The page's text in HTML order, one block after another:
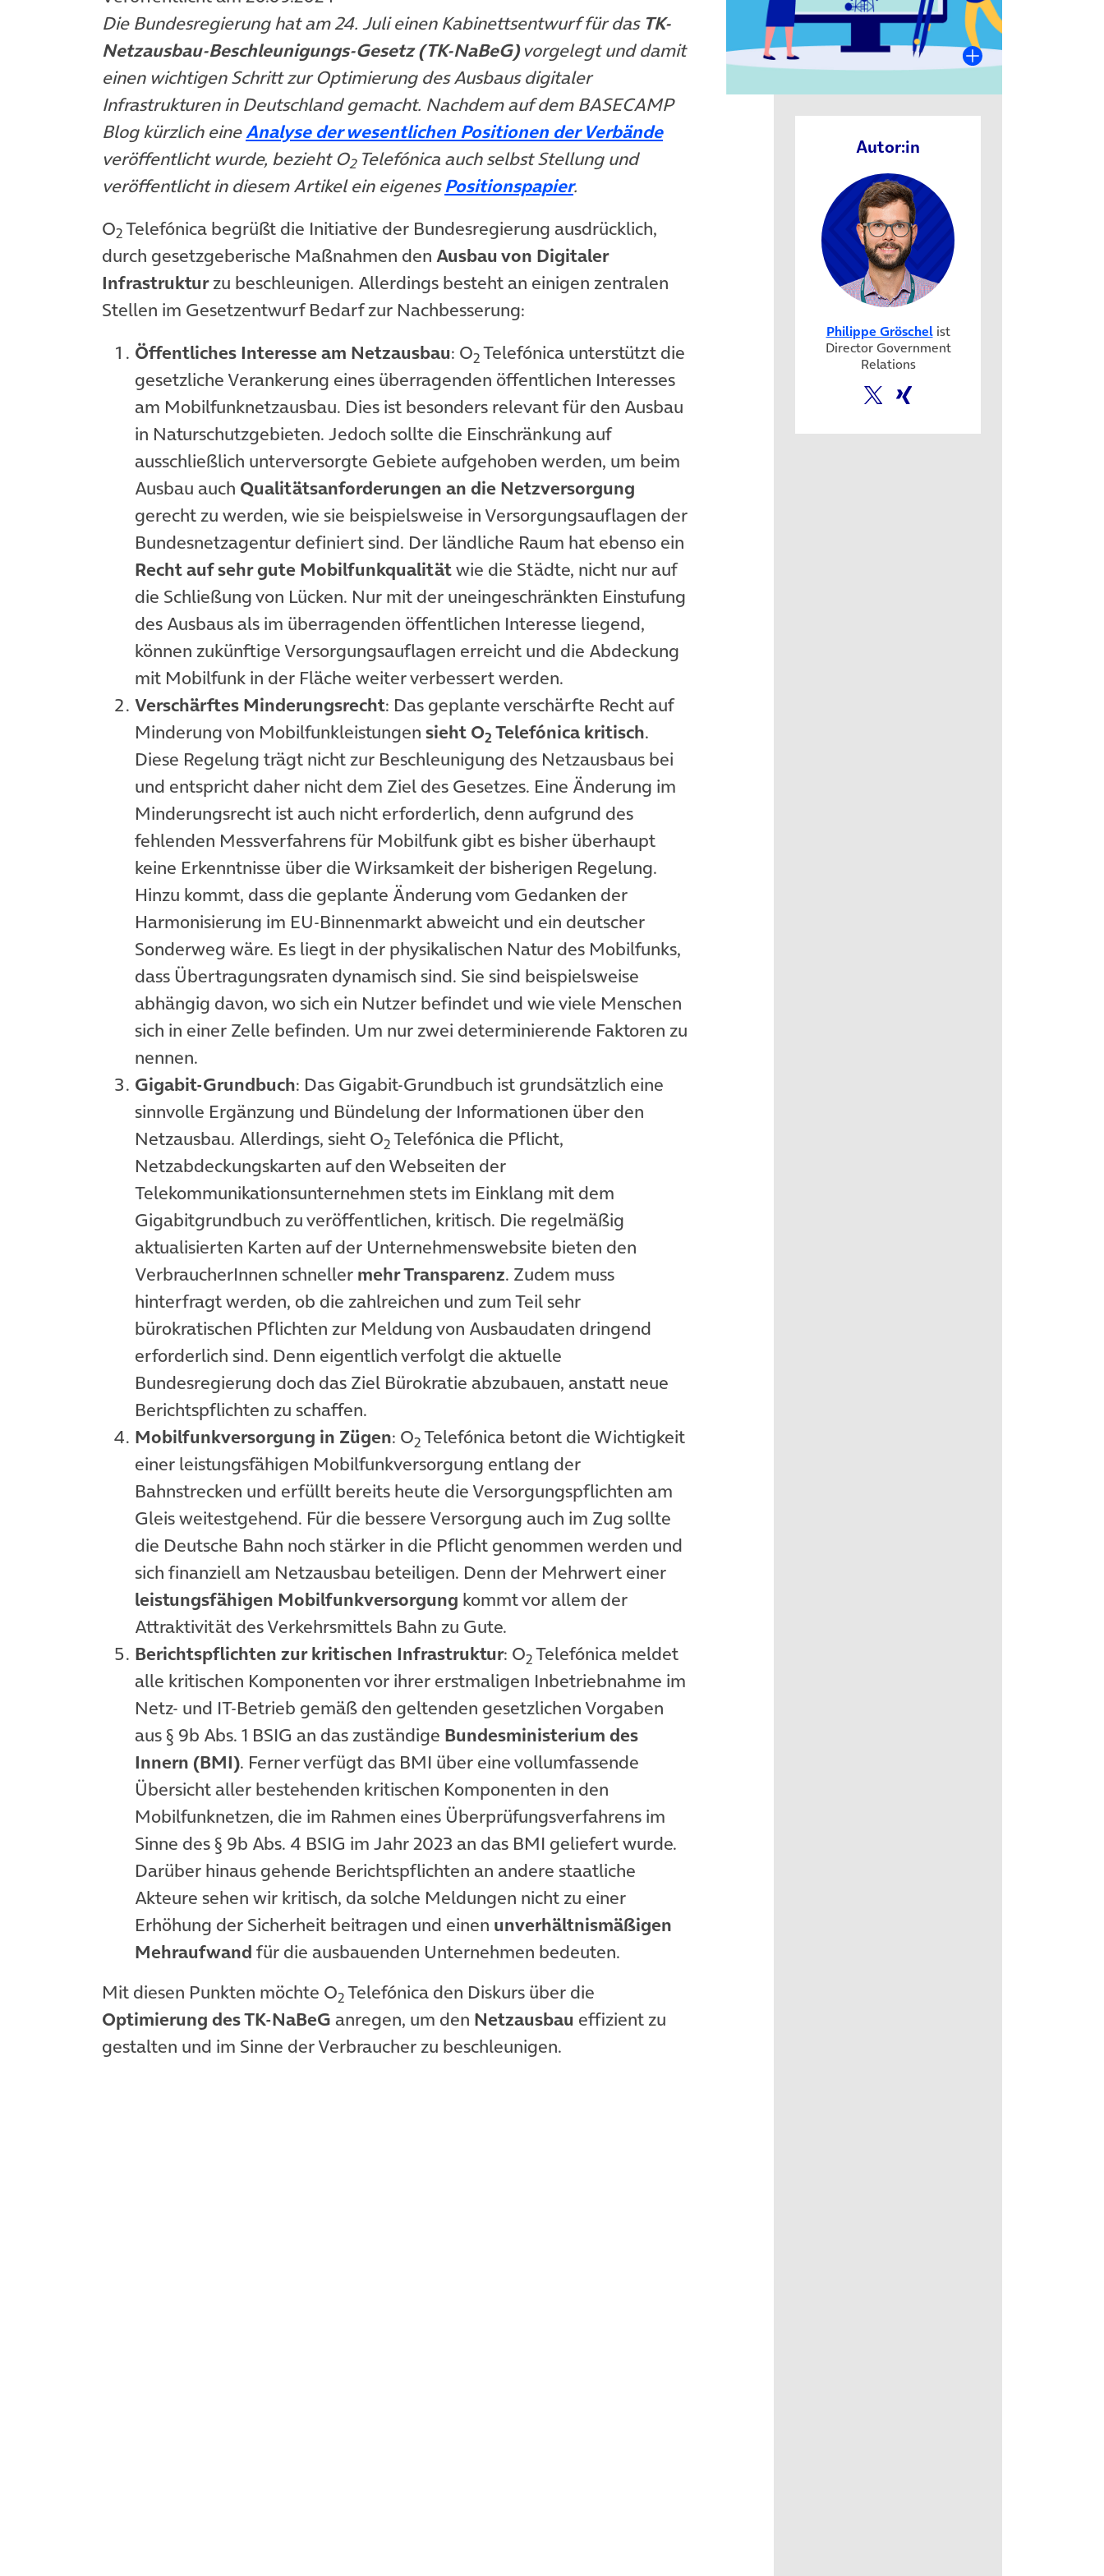
Die Bundesregierung hat am 24. Juli einen Kabinettsentwurf für das TK-
Netzausbau-Beschleunigungs-Gesetz (TK-NaBeG)vorgelegt und damit
einen wichtigen Schritt zur Optimierung des Ausbaus digitaler
Infrastrukturen in Deutschland gemacht. Nachdem auf dem BASECAMP
Blog kürzlich eineAnalyse der wesentlichen Positionen der Verbände
veröffentlicht wurde, bezieht O2Telefónica auch selbst Stellung und
veröffentlicht in diesem Artikel ein eigenesPositionspapier.
O2Telefónica begrüßt die Initiative der Bundesregierung ausdrücklich,
durch gesetzgeberische Maßnahmen den Ausbau von Digitaler
Infrastrukturzu beschleunigen. Allerdings besteht an einigen zentralen
Stellen im Gesetzentwurf Bedarf zur Nachbesserung:
Öffentliches Interesse am Netzausbau: O2Telefónica unterstützt die
gesetzliche Verankerung eines überragenden öffentlichen Interesses
am Mobilfunknetzausbau. Dies ist besonders relevant für den Ausbau
in Naturschutzgebieten. Jedoch sollte die Einschränkung auf
ausschließlich unterversorgte Gebiete aufgehoben werden, um beim
Ausbau auch Qualitätsanforderungen an die Netzversorgung
gerecht zu werden, wie sie beispielsweise in Versorgungsauflagen der
Bundesnetzagentur definiert sind. Der ländliche Raum hat ebenso ein
Recht auf sehr gute Mobilfunkqualitätwie die Städte, nicht nur auf
die Schließung von Lücken. Nur mit der uneingeschränkten Einstufung
des Ausbaus als im überragenden öffentlichen Interesse liegend,
können zukünftige Versorgungsauflagen erreicht und die Abdeckung
mit Mobilfunk in der Fläche weiter verbessert werden.
Verschärftes Minderungsrecht: Das geplante verschärfte Recht auf
Minderung von Mobilfunkleistungen sieht O2 Telefónica kritisch.
Diese Regelung trägt nicht zur Beschleunigung des Netzausbaus bei
und entspricht daher nicht dem Ziel des Gesetzes. Eine Änderung im
Minderungsrecht ist auch nicht erforderlich, denn aufgrund des
fehlenden Messverfahrens für Mobilfunk gibt es bisher überhaupt
keine Erkenntnisse über die Wirksamkeit der bisherigen Regelung.
Hinzu kommt, dass die geplante Änderung vom Gedanken der
Harmonisierung im EU-Binnenmarkt abweicht und ein deutscher
Sonderweg wäre. Es liegt in der physikalischen Natur des Mobilfunks,
dass Übertragungsraten dynamisch sind. Sie sind beispielsweise
abhängig davon, wo sich ein Nutzer befindet und wie viele Menschen
sich in einer Zelle befinden. Um nur zwei determinierende Faktoren zu
nennen.
Gigabit-Grundbuch: Das Gigabit-Grundbuch ist grundsätzlich eine
sinnvolle Ergänzung und Bündelung der Informationen über den
Netzausbau. Allerdings, sieht O2Telefónica die Pflicht,
Netzabdeckungskarten auf den Webseiten der
Telekommunikationsunternehmen stets im Einklang mit dem
Gigabitgrundbuch zu veröffentlichen, kritisch. Die regelmäßig
aktualisierten Karten auf der Unternehmenswebsite bieten den
VerbraucherInnen schneller mehr Transparenz. Zudem muss
hinterfragt werden, ob die zahlreichen und zum Teil sehr
bürokratischen Pflichten zur Meldung von Ausbaudaten dringend
erforderlich sind. Denn eigentlich verfolgt die aktuelle
Bundesregierung doch das Ziel Bürokratie abzubauen, anstatt neue
Berichtspflichten zu schaffen.
Mobilfunkversorgung in Zügen: O2Telefónica betont die Wichtigkeit
einer leistungsfähigen Mobilfunkversorgung entlang der
Bahnstrecken und erfüllt bereits heute die Versorgungspflichten am
Gleis weitestgehend. Für die bessere Versorgung auch im Zug sollte
die Deutsche Bahn noch stärker in die Pflicht genommen werden und
sich finanziell am Netzausbau beteiligen. Denn der Mehrwert einer
leistungsfähigen Mobilfunkversorgung kommt vor allem der
Attraktivität des Verkehrsmittels Bahn zu Gute.
Berichtspflichten zur kritischen Infrastruktur: O2Telefónica meldet
alle kritischen Komponenten vor ihrer erstmaligen Inbetriebnahme im
Netz- und IT-Betrieb gemäß den geltenden gesetzlichen Vorgaben
aus § 9b Abs. 1 BSIG an das zuständige Bundesministerium des
Innern (BMI). Ferner verfügt das BMI über eine vollumfassende
Übersicht aller bestehenden kritischen Komponenten in den
Mobilfunknetzen, die im Rahmen eines Überprüfungsverfahrens im
Sinne des § 9b Abs. 4 BSIG im Jahr 2023 an das BMI geliefert wurde.
Darüber hinaus gehende Berichtspflichten an andere staatliche
Akteure sehen wir kritisch, da solche Meldungen nicht zu einer
Erhöhung der Sicherheit beitragen und einen unverhältnismäßigen
Mehraufwand für die ausbauenden Unternehmen bedeuten.
Mit diesen Punkten möchte O2Telefónica den Diskurs über die
Optimierung des TK-NaBeG anregen, um den Netzausbau effizient zu
gestalten und im Sinne der Verbraucher zu beschleunigen.
Autor:in
Philippe Gröschelist
Director Government
Relations